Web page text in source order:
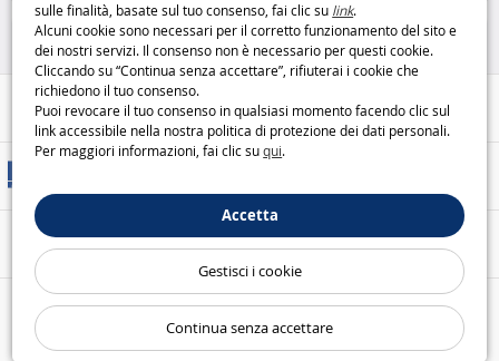
sulle finalità, basate sul tuo consenso, fai clic su link.
Alcuni cookie sono necessari per il corretto funzionamento del sito e
dei nostri servizi. Il consenso non è necessario per questi cookie.
Cliccando su “Continua senza accettare”, rifiuterai i cookie che
richiedono il tuo consenso.
Puoi revocare il tuo consenso in qualsiasi momento facendo clic sul
link accessibile nella nostra politica di protezione dei dati personali.
Per maggiori informazioni, fai clic suqui.
Accetta
Gestisci i cookie
Continua senza accettare
Figurine
Bambole
Aiuto / Contatti
Pagamento sicuro
Le nostre garanzie